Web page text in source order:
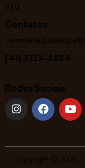
210
Contatos
(41) 3233-4884
Redes Sociais
Copyright © 2026 –